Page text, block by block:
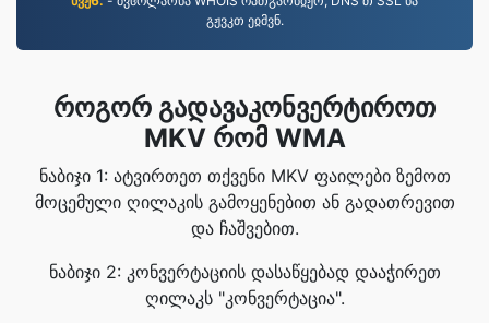
გჟვკთ ეჲმვნ.
როგორ გადავაკონვერტიროთ
MKV რომ WMA
ნაბიჯი 1: ატვირთეთ თქვენი MKV ფაილები ზემოთ
მოცემული ღილაკის გამოყენებით ან გადათრევით
და ჩაშვებით.
ნაბიჯი 2: კონვერტაციის დასაწყებად დააჭირეთ
ღილაკს "კონვერტაცია".